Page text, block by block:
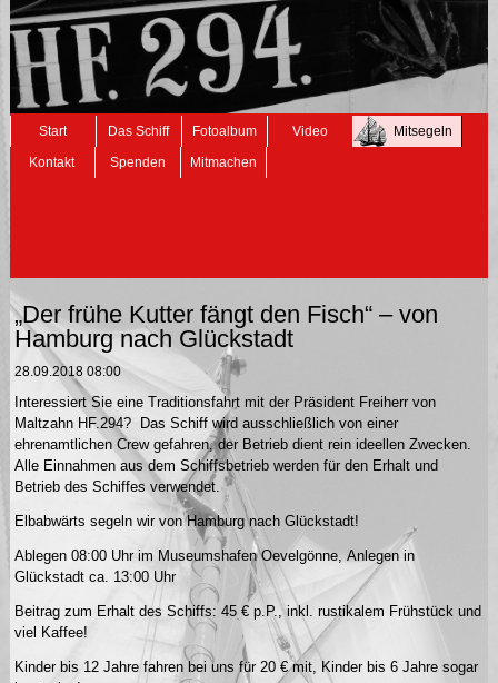
Navigation
überspringen
Start Das Schiff Fotoalbum Video
Mitsegeln
Kontakt
Spenden Mitmachen
„Der frühe Kutter fängt den Fisch“ – von
Hamburg nach Glückstadt
28.09.2018 08:00
Interessiert Sie eine Traditionsfahrt mit der Präsident Freiherr von
Maltzahn HF.294? Das Schiff wird ausschließlich von einer
ehrenamtlichen Crew gefahren, der Betrieb dient rein ideellen Zwecken.
Alle Einnahmen aus dem Schiffsbetrieb werden für den Erhalt und
Betrieb des Schiffes verwendet.
Elbabwärts segeln wir von Hamburg nach Glückstadt!
Ablegen 08:00 Uhr im Museumshafen Oevelgönne, Anlegen in
Glückstadt ca. 13:00 Uhr
Beitrag zum Erhalt des Schiffs: 45 € p.P., inkl. rustikalem Frühstück und
viel Kaffee!
Kinder bis 12 Jahre fahren bei uns für 20 € mit, Kinder bis 6 Jahre sogar